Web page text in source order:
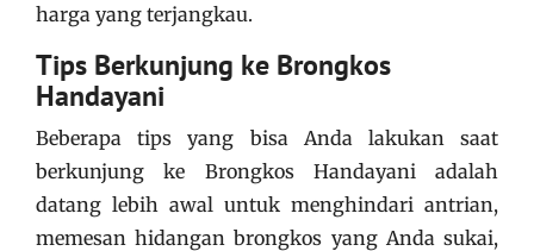
harga yang terjangkau.
Tips Berkunjung ke Brongkos
Handayani
Beberapa tips yang bisa Anda lakukan saat
berkunjung ke Brongkos Handayani adalah
datang lebih awal untuk menghindari antrian,
memesan hidangan brongkos yang Anda sukai,